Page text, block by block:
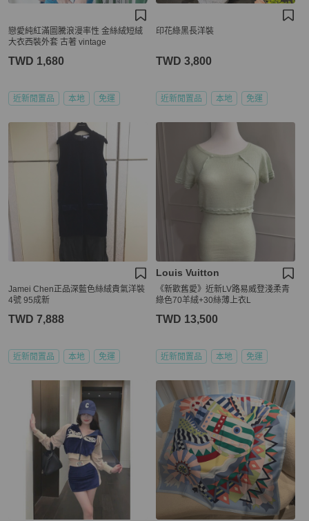
戀愛純紅滿圖騰浪漫率性 金絲絨短絨
大衣西裝外套 古著 vintage
TWD 1,680
近新閒置品 本地 免運
印花綠黑長洋裝
TWD 3,800
近新閒置品 本地 免運
Jamei Chen正品深藍色絲絨貴氣洋裝
4號 95成新
TWD 7,888
近新閒置品 本地 免運
Louis Vuitton
《新歡舊愛》近新LV路易威登淺柔青
綠色70羊絨+30絲薄上衣L
TWD 13,500
近新閒置品 本地 免運